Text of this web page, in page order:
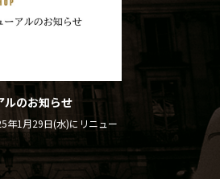
ルのお知らせ
年1月29日(水)にリニュー